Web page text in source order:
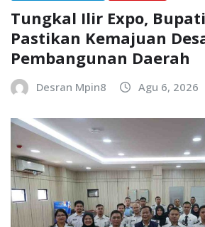
Tungkal Ilir Expo,
Pastikan Kemajuan
Pembangunan Daerah
Desran Mpin8 Agu 6, 2026